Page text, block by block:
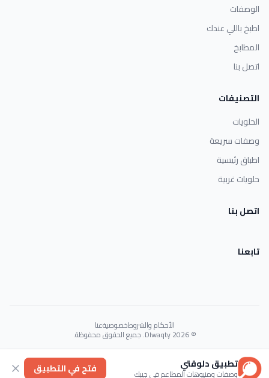
الوصفات
اطبخ باللي عندك
المطابخ
اتصل بنا
التصنيفات
الحلويات
وصفات سريعة
اطباق رئيسية
حلويات غربية
اتصل بنا
تابعنا
الأحكام والشروطخصوصيةعنا
© 2026 Dlwaqty. جميع الحقوق محفوظة.
Powered byGAIT
تطبيق دلوقتي
وصفات ومنيوهات المطاعم في جيبك فتح في التطبيق